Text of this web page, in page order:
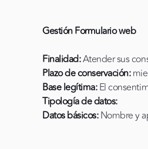
Gestión Formulario web
Finalidad:Atender sus
Plazo de conservación:
Base legítima:El
Tipología de datos:
Datos básicos:Nombre y